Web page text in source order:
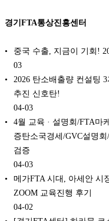
경기FTA통상진흥센터
중국 수출, 지금이 기회!
03
2026 탄소배출량 컨설팅
추진 신호탄!
04-03
4월 교육 · 설명회/FTA마
증탄소국경세/GVC설명
검증
04-03
메가FTA 시대, 아세안 시
ZOOM 교육진행 후기
04-02